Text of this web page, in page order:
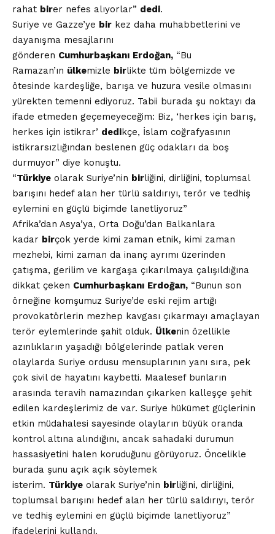
rahat birer nefes alıyorlar” dedi.
Suriye ve Gazze’ye bir kez daha muhabbetlerini ve
dayanışma mesajlarını
gönderen Cumhurbaşkanı Erdoğan, “Bu
Ramazan’ın ülkemizle birlikte tüm bölgemizde ve
ötesinde kardeşliğe, barışa ve huzura vesile olmasını
yürekten temenni ediyoruz. Tabii burada şu noktayı da
ifade etmeden geçemeyeceğim: Biz, ‘herkes için barış,
herkes için istikrar’ dedikçe, İslam coğrafyasının
istikrarsızlığından beslenen güç odakları da boş
durmuyor” diye konuştu.
“Türkiye olarak Suriye’nin birliğini, dirliğini, toplumsal
barışını hedef alan her türlü saldırıyı, terör ve tedhiş
eylemini en güçlü biçimde lanetliyoruz”
Afrika’dan Asya’ya, Orta Doğu’dan Balkanlara
kadar birçok yerde kimi zaman etnik, kimi zaman
mezhebi, kimi zaman da inanç ayrımı üzerinden
çatışma, gerilim ve kargaşa çıkarılmaya çalışıldığına
dikkat çeken Cumhurbaşkanı Erdoğan, “Bunun son
örneğine komşumuz Suriye’de eski rejim artığı
provokatörlerin mezhep kavgası çıkarmayı amaçlayan
terör eylemlerinde şahit olduk. Ülkenin özellikle
azınlıkların yaşadığı bölgelerinde patlak veren
olaylarda Suriye ordusu mensuplarının yanı sıra, pek
çok sivil de hayatını kaybetti. Maalesef bunların
arasında teravih namazından çıkarken kalleşçe şehit
edilen kardeşlerimiz de var. Suriye hükümet güçlerinin
etkin müdahalesi sayesinde olayların büyük oranda
kontrol altına alındığını, ancak sahadaki durumun
hassasiyetini halen koruduğunu görüyoruz. Öncelikle
burada şunu açık açık söylemek
isterim. Türkiye olarak Suriye’nin birliğini, dirliğini,
toplumsal barışını hedef alan her türlü saldırıyı, terör
ve tedhiş eylemini en güçlü biçimde lanetliyoruz”
ifadelerini kullandı.